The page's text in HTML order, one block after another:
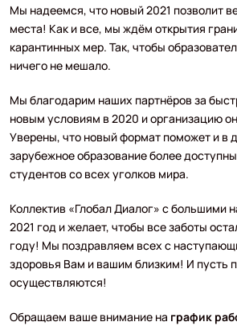
Мы надеемся, что новый 2021 позволит
места! Как и все, мы ждём открытия
карантинных мер. Так, чтобы
ничего не мешало.
Мы благодарим наших партнёров за
новым условиям в 2020 и организацию
Уверены, что новый формат поможет и в
зарубежное образование более
студентов со всех уголков мира.
Коллектив «Глобал Диалог» с большими
2021 год и желает, чтобы все заботы
году! Мы поздравляем всех с
здоровья Вам и вашим близким! И пусть
осуществляются!
Обращаем ваше внимание на график